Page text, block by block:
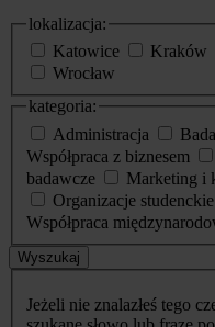
lokalizacja:
Katowice
Kraków
Wrocław
kategoria:
Administracja
Współpraca z biznesem
badawcze
Marketing i
Organizacje studenckie
Współpraca
Wyszukaj
Jeżeli nie znalazłeś tego